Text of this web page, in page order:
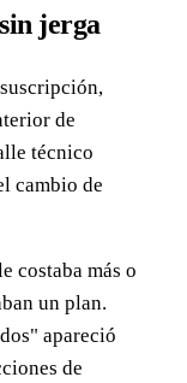
jerga
de
técnico
cambio de
costaba más o
un plan.
apareció
de